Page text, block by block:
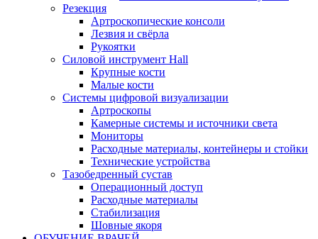
Резекция
Артроскопические консоли
Лезвия и свёрла
Рукоятки
Силовой инструмент Hall
Крупные кости
Малые кости
Системы цифровой визуализации
Артроскопы
Камерные системы и источники света
Мониторы
Расходные материалы, контейнеры и стойки
Технические устройства
Тазобедренный сустав
Операционный доступ
Расходные материалы
Стабилизация
Шовные якоря